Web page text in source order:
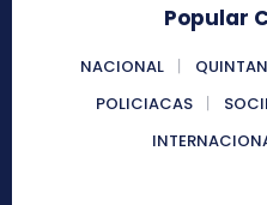
Popular
NACIONAL
POLICIACAS